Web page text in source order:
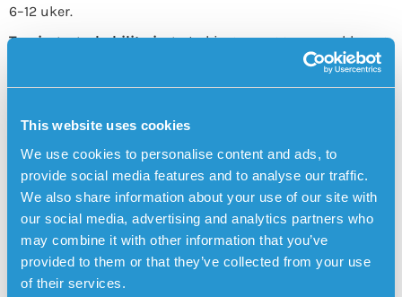
This website uses cookies
We use cookies to personalise content and ads, to
provide social media features and to analyse our traffic.
We also share information about your use of our site with
our social media, advertising and analytics partners who
may combine it with other information that you’ve
provided to them or that they’ve collected from your use
of their services.
6–12 uker.
Trening og rehabilitering:styrking av ryggens muskler og
forbedring av holdning er sentrale i langsiktig
akutt fase
Sov på en fast madrass som gir ryggstøtte
Vær ekstra oppmerksom på glatte flater hjemme –
ryggvirvelfrakturer forverrer balansen
Installer håndtak i bad og dusj [2]
Trygghetsalarm med automatisk falldeteksjon for